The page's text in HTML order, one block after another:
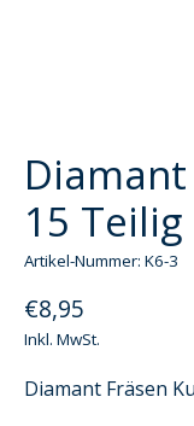
15 Teilig
Artikel-Nummer: K6-3
€8,95
Inkl. MwSt.
Diamant Fräsen